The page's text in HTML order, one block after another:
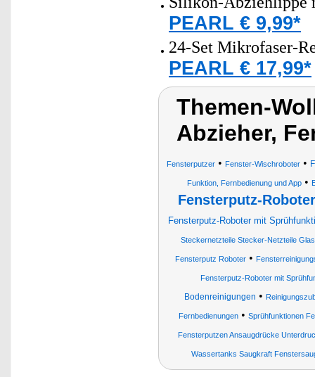
PEARL € 9,99*
24-Set Mikrofaser-
PEARL € 17,99*
Themen-
Abzieher,
Fensterputzer• Fenster-Wischroboter•
Funktion, Fernbedienung und App •
Fensterputz-Roboter
Fensterputz-Roboter mit
Steckernetzteile Stecker-Netzteile
Fensterputz Roboter•
Fensterputz-Roboter mit
Bodenreinigungen •
Fernbedienungen • Sprühfunktionen
Fensterputzen Ansaugdrücke
Wassertanks Saugkraft